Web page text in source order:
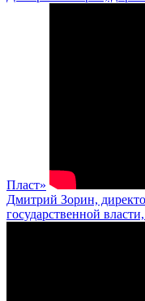
Пласт»
Дмитрий Зорин,
государственной